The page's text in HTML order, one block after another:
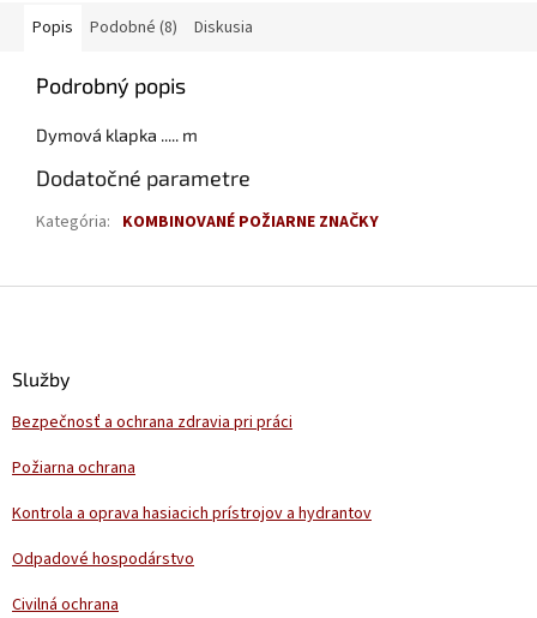
Popis Podobné (8) Diskusia
Podrobný popis
Dymová klapka ..... m
Dodatočné parametre
Kategória: KOMBINOVANÉ POŽIARNE ZNAČKY
Služby
Bezpečnosť a ochrana zdravia pri práci
Požiarna ochrana
Kontrola a oprava hasiacich prístrojov a hydrantov
Odpadové hospodárstvo
Civilná ochrana